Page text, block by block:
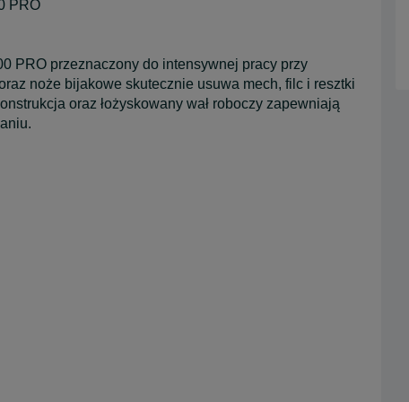
PRO
PRO przeznaczony do intensywnej pracy przy
noże bijakowe skutecznie usuwa mech, filc i resztki
oraz łożyskowany wał roboczy zapewniają